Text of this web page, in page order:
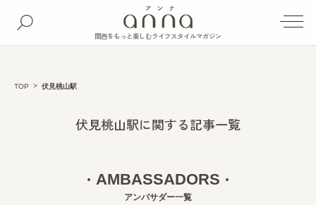
関西をもっと楽しむライフスタイルマガジン
TOP 伏見桃山駅
伏見桃山駅に関する記事一覧
AMBASSADORS
アンバサダー一覧